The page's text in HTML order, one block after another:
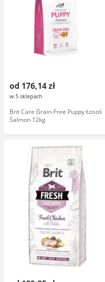
od 176,14 zł
w 5 sklepach
Brit Care Grain-Free Puppy Łosoś
Salmon 12kg